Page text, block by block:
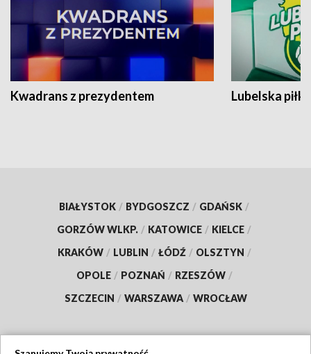
Kwadrans z prezydentem Lubelska piłka
BIAŁYSTOK / BYDGOSZCZ / GDAŃSK /
GORZÓW WLKP. / KATOWICE / KIELCE /
KRAKÓW / LUBLIN / ŁÓDŹ / OLSZTYN /
OPOLE / POZNAŃ / RZESZÓW /
SZCZECIN / WARSZAWA / WROCŁAW